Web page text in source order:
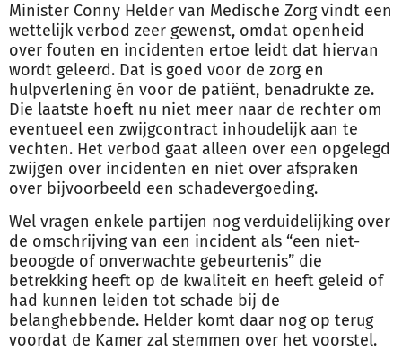
Minister Conny Helder van Medische Zorg vindt een
wettelijk verbod zeer gewenst, omdat openheid
over fouten en incidenten ertoe leidt dat hiervan
wordt geleerd. Dat is goed voor de zorg en
hulpverlening én voor de patiënt, benadrukte ze.
Die laatste hoeft nu niet meer naar de rechter om
eventueel een zwijgcontract inhoudelijk aan te
vechten. Het verbod gaat alleen over een opgelegd
zwijgen over incidenten en niet over afspraken
over bijvoorbeeld een schadevergoeding.
Wel vragen enkele partijen nog verduidelijking over
de omschrijving van een incident als “een niet-
beoogde of onverwachte gebeurtenis” die
betrekking heeft op de kwaliteit en heeft geleid of
had kunnen leiden tot schade bij de
belanghebbende. Helder komt daar nog op terug
voordat de Kamer zal stemmen over het voorstel.